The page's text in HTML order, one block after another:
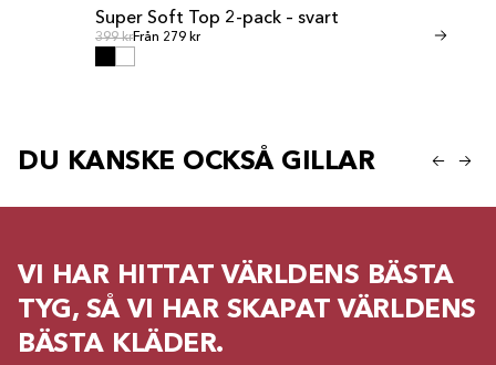
REA
Super Soft Top 2-pack – svart
Ordinarie pris
399 krOrdinarie pris
Från 279 kr Ordinarie pris
349 krFrån 245
DU KANSKE OCKSÅ GILLAR
VI HAR HITTAT VÄRLDENS BÄSTA
TYG, SÅ VI HAR SKAPAT VÄRLDENS
BÄSTA KLÄDER.